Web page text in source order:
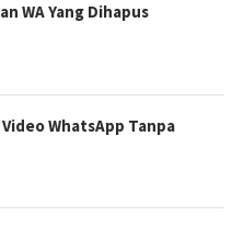
WA Yang Dihapus
WhatsApp Tanpa